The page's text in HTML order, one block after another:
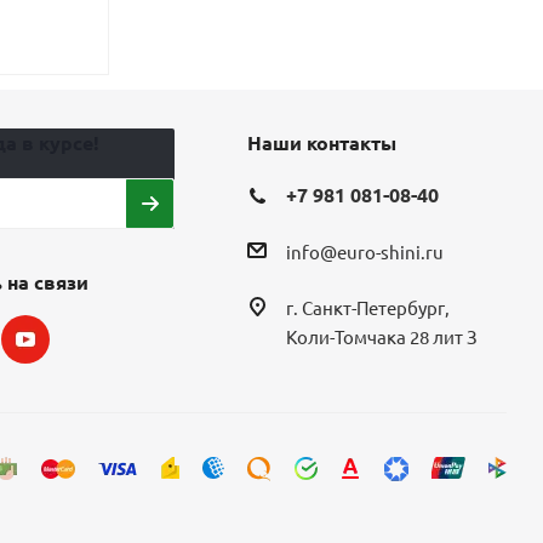
связи
Наши контакты
+7 981 081-08-40
info@euro-shini.ru
г. Санкт-Петербург,
Коли-Томчака 28 лит З